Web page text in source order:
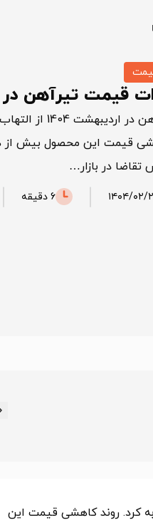
قیمت تیرآهن در
بازار
قیمت این محصول بیش از
تقاضا در بازار…
۰۲/۲۴ 6 دقیقه
را تجربه کرد. روند کاهشی قیمت این